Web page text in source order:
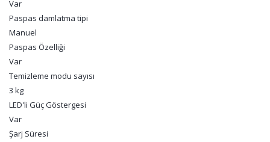
Var
Paspas damlatma tipi
Manuel
Paspas Özelliği
Var
Temizleme modu sayısı
3 kg
LED'li Güç Göstergesi
Var
Şarj Süresi